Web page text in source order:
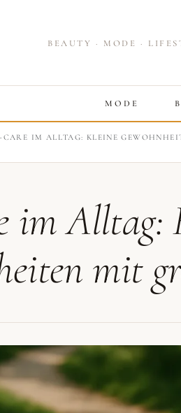
BEAUTY · MODE ·
MODE
CARE IM ALLTAG: KLEINE
im Alltag:
mit